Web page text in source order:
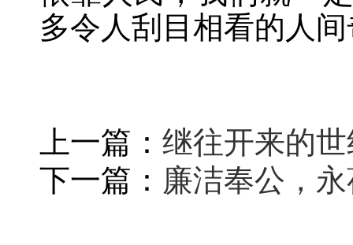
多令人刮目相看的人
上一篇： 继往开来的
下一篇： 廉洁奉公，